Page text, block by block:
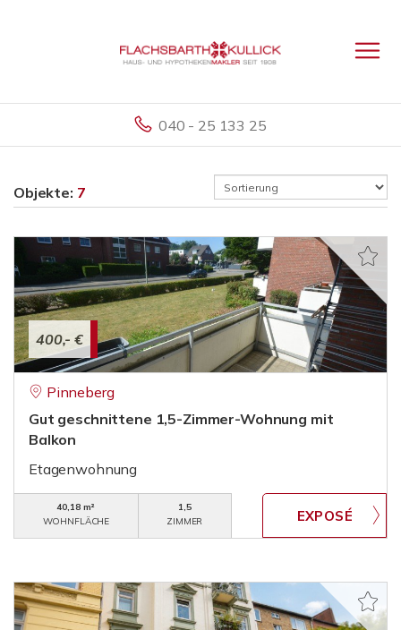
040 - 25 133 25
Objekte: 7
400,- €
Pinneberg
Gut geschnittene 1,5-Zimmer-Wohnung mit
Balkon
Etagenwohnung
40,18 m²
WOHNFLÄCHE
1,5
ZIMMER